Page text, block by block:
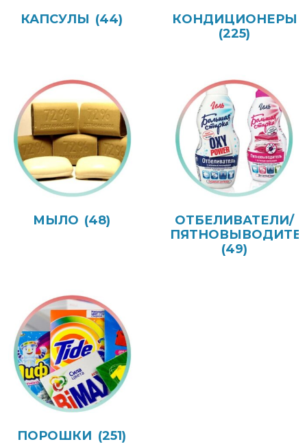
КАПСУЛЫ (44)
КОНДИЦИОНЕРЫ
(225)
МЫЛО (48)
ОТБЕЛИВАТЕЛИ/
(49)
ПОРОШКИ (251)